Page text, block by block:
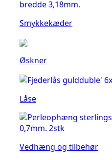
Smykkekæder
Øskner
Låse
Vedhæng og tilbehør